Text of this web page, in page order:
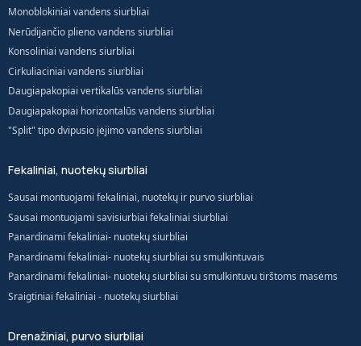
Monoblokiniai vandens siurbliai
Nerūdijančio plieno vandens siurbliai
Konsoliniai vandens siurbliai
Cirkuliaciniai vandens siurbliai
Daugiapakopiai vertikalūs vandens siurbliai
Daugiapakopiai horizontalūs vandens siurbliai
"Split" tipo dvipusio įėjimo vandens siurbliai
Fekaliniai, nuotekų siurbliai
Sausai montuojami fekaliniai, nuotekų ir purvo siurbliai
Sausai montuojami savisiurbiai fekaliniai siurbliai
Panardinami fekaliniai- nuotekų siurbliai
Panardinami fekaliniai- nuotekų siurbliai su smulkintuvais
Panardinami fekaliniai- nuotekų siurbliai su smulkintuvu tirštoms masėms
Sraigtiniai fekaliniai - nuotekų siurbliai
Drenažiniai, purvo siurbliai